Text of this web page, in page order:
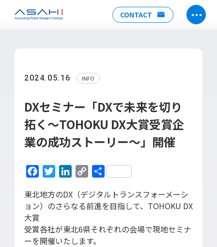
CONTACT
ヒストリー
アクセス
会社情報
SERVICE
DX推進支援
Power Automate推進支援
勉強会
運用・開発サポート
開発保守代行
2024.05.16 INFO
DXセミナー「DXで未来を切り
拓く～TOHOKU DX大賞受賞企
業の成功ストーリー～」開催
FacebookTwitterLinkedIn
Copy共
東北地方のDX（デジタルトランスフォーメーシ
ョン）のさらなる前進を目指して、TOHOKU DX
大賞
受賞各社が東北6県それぞれの会場で現地セミナ
ーを開催いたします。